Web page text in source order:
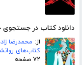
دانلود کتاب در
از: محمدرضا
کتاب‌های
۷۲ صفحه